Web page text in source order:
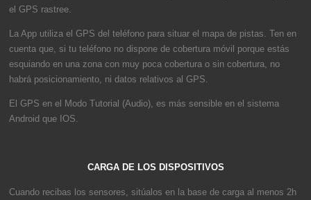
el GPS rastree.
La App utiliza el GPS del teléfono para situar el mapa de pistas. Ten en
cuenta que, si tu teléfono no dispone de cobertura móvil porque estás
esquiando en una zona con muy poca cobertura o sin cobertura, no
habrá posicionamiento, ni datos relativos al GPS.
El GPS en el Modo Tutorial (Audio), es más sensible en el sistema
Android que IOS.
CARGA DE LOS DISPOSITIVOS
Cuando recibas los sensores, sitúalos en la base de carga al menos 2h